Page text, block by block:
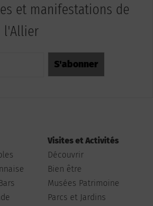
et manifestations de
l'Allier
Visites et Activités
Découvrir
Bien être
Musées Patrimoine
Parcs et Jardins